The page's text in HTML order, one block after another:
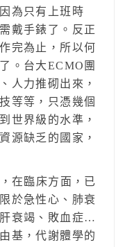
為只有上班時
戴手錶了。反正
完為止，所以何
。台大ECMO團
人力推砌出來，
等等，只憑幾個
世界級的水準，
源缺乏的國家，
在臨床方面，已
於急性心、肺衰
衰竭、敗血症…
基，代謝體學的